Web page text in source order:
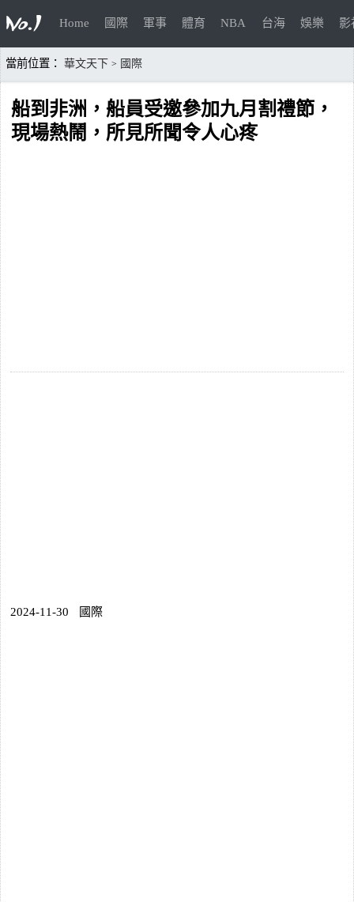
Home 國際 軍事 體育 NBA 台海 娛樂 影
當前位置： 華文天下 > 國際
船到非洲，船員受邀參加九月割禮節，
現場熱鬧，所見所聞令人心疼
2024-11-30 國際